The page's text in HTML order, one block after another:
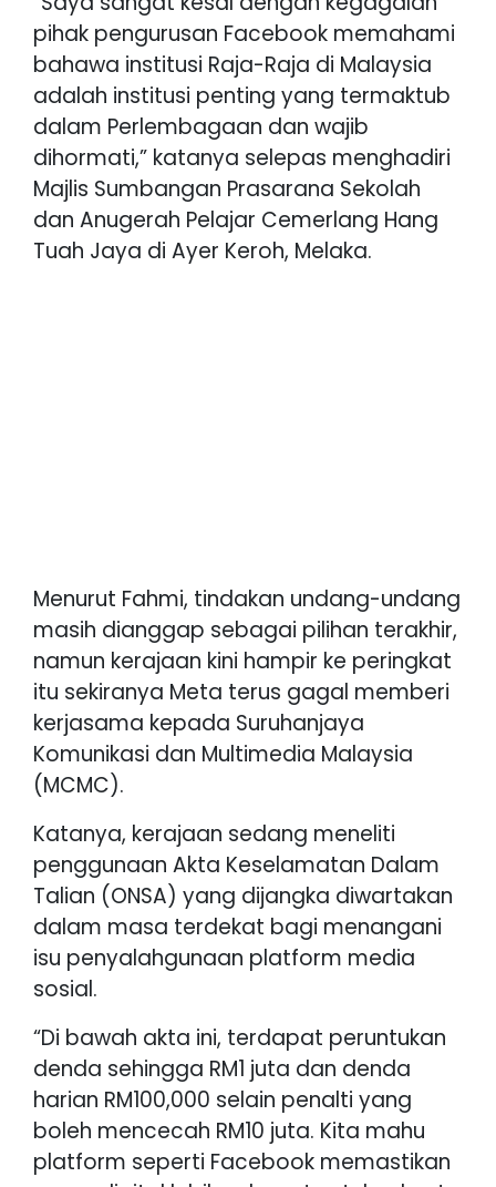
pihak pengurusan Facebook memahami
bahawa institusi Raja-Raja di Malaysia
adalah institusi penting yang termaktub
dalam Perlembagaan dan wajib
dihormati,” katanya selepas menghadiri
Majlis Sumbangan Prasarana Sekolah
dan Anugerah Pelajar Cemerlang Hang
Tuah Jaya di Ayer Keroh, Melaka.
Menurut Fahmi, tindakan undang-undang
masih dianggap sebagai pilihan terakhir,
namun kerajaan kini hampir ke peringkat
itu sekiranya Meta terus gagal memberi
kerjasama kepada Suruhanjaya
Komunikasi dan Multimedia Malaysia
(MCMC).
Katanya, kerajaan sedang meneliti
penggunaan Akta Keselamatan Dalam
Talian (ONSA) yang dijangka diwartakan
dalam masa terdekat bagi menangani
isu penyalahgunaan platform media
sosial.
“Di bawah akta ini, terdapat peruntukan
denda sehingga RM1 juta dan denda
harian RM100,000 selain penalti yang
boleh mencecah RM10 juta. Kita mahu
platform seperti Facebook memastikan